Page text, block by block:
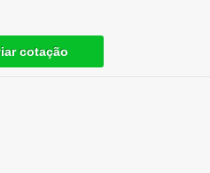
cotação